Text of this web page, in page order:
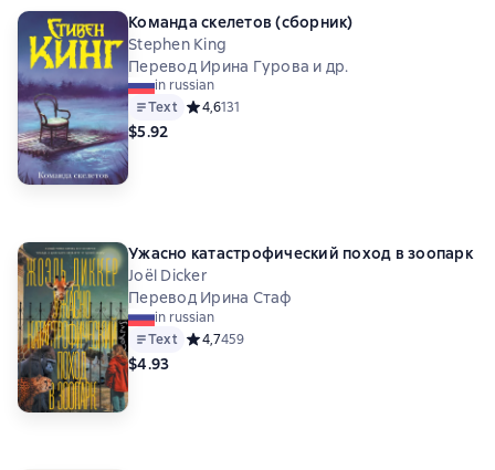
Команда скелетов (сборник)
Stephen King
Перевод Ирина Гурова и др.
in russian
Text Средний рейтинг 4,6 на основе 131 оценок
4,6131
$5.92
Ужасно катастрофический поход в зоопарк
Joël Dicker
Перевод Ирина Стаф
in russian
Text Средний рейтинг 4,7 на основе 459 оценок
4,7459
$4.93